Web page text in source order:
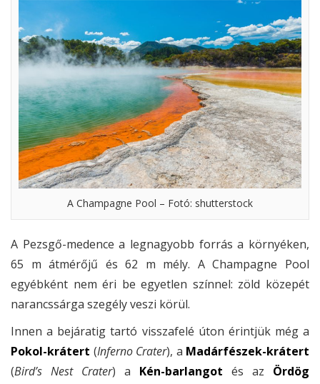
A Champagne Pool – Fotó: shutterstock
A Pezsgő-medence a legnagyobb forrás a környéken,
65 m átmérőjű és 62 m mély. A Champagne Pool
egyébként nem éri be egyetlen színnel: zöld közepét
narancssárga szegély veszi körül.
Innen a bejáratig tartó visszafelé úton érintjük még a
Pokol-krátert (Inferno Crater), a Madárfészek-krátert
(Bird’s Nest Crater) a Kén-barlangot és az Ördög